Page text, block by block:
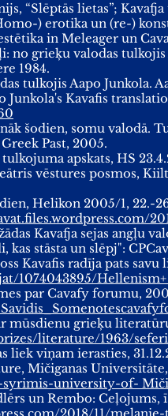
“Slēptās lietas”;
) erotika un (re-)
in Meleager un
no grieķu valodas
1984.
tulkojis Aapo Junkola.
Junkola's Kavafis
šodien, somu valodā.
Past, 2005.
apskats, HS
vēstures posmos,
Helikon 2005/1, 22.-
Kavafja sejas angļu
stāsta un slēpj":
Kavafis radīja pats
1074043895/Hellenism+
par Cavafy forumu,
mūsdienu grieķu
literature/1963/
liek viņam ierasties,
Mičiganas
university-of-
un Rembo: